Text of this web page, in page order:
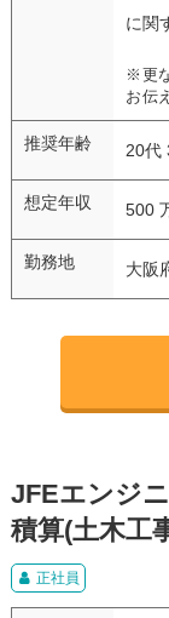
に関
※更
お伝
推奨年齢 20代
想定年収 500
勤務地 大阪
JFEエンジ
積算(土木工
正社員